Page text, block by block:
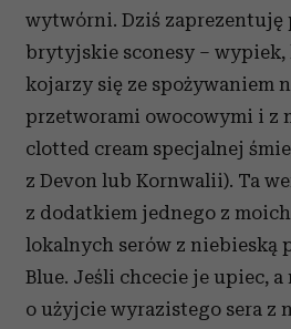
wytwórni. Dziś zaprezentuję
brytyjskie sconesy –
kojarzy się ze spożywaniem
przetworami owocowymi i z
clotted cream specjalnej
z Devon lub Kornwalii). Ta
z dodatkiem jednego z
lokalnych serów z niebieską
Blue. Jeśli chcecie je upiec, a
o użyjcie wyrazistego sera z